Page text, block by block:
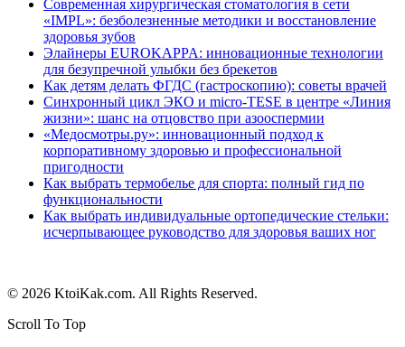
Современная хирургическая стоматология в сети
«IMPL»: безболезненные методики и восстановление
здоровья зубов
Элайнеры EUROKAPPA: инновационные технологии
для безупречной улыбки без брекетов
Как детям делать ФГДС (гастроскопию): советы врачей
Синхронный цикл ЭКО и micro-TESE в центре «Линия
жизни»: шанс на отцовство при азооспермии
«Медосмотры.ру»: инновационный подход к
корпоративному здоровью и профессиональной
пригодности
Как выбрать термобелье для спорта: полный гид по
функциональности
Как выбрать индивидуальные ортопедические стельки:
исчерпывающее руководство для здоровья ваших ног
© 2026 KtoiKak.com. All Rights Reserved.
Scroll To Top